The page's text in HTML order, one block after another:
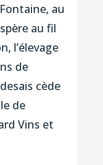
au
au fil
l’élevage
de
cède
de
Vins et